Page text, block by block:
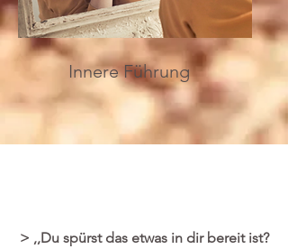
Innere Führung
> ,,Du spürst das etwas in dir bereit ist?